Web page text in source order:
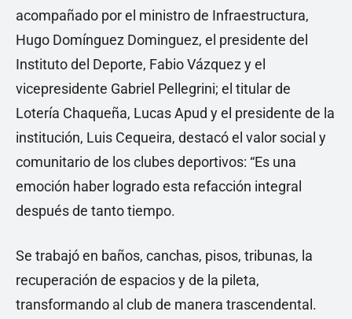
acompañado por el ministro de Infraestructura,
Hugo Domínguez Dominguez, el presidente del
Instituto del Deporte, Fabio Vázquez y el
vicepresidente Gabriel Pellegrini; el titular de
Lotería Chaqueña, Lucas Apud y el presidente de la
institución, Luis Cequeira, destacó el valor social y
comunitario de los clubes deportivos: “Es una
emoción haber logrado esta refacción integral
después de tanto tiempo.
Se trabajó en baños, canchas, pisos, tribunas, la
recuperación de espacios y de la pileta,
transformando al club de manera trascendental.